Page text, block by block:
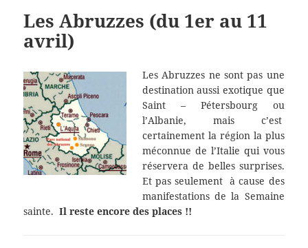
Les Abruzzes (du 1er au 11
avril)
Les Abruzzes ne sont pas une
destination aussi exotique que
Saint – Pétersbourg ou
l’Albanie, mais c’est
certainement la région la plus
méconnue de l’Italie qui vous
réservera de belles surprises.
Et pas seulement à cause des
manifestations de la Semaine
sainte.Il reste encore des places !!